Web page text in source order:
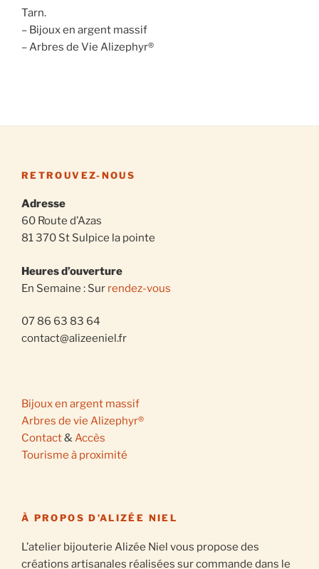
Tarn.
– Bijoux en argent massif
– Arbres de Vie Alizephyr®
RETROUVEZ-NOUS
Adresse
60 Route d’Azas
81 370 St Sulpice la pointe
Heures d’ouverture
En Semaine : Sur rendez-vous
07 86 63 83 64
contact@alizeeniel.fr
Bijoux en argent massif
Arbres de vie Alizephyr®
Contact&Accès
Tourisme à proximité
À PROPOS D’ALIZÉE NIEL
L’atelier bijouterie Alizée Niel vous propose des
créations artisanales réalisées sur commande dans le